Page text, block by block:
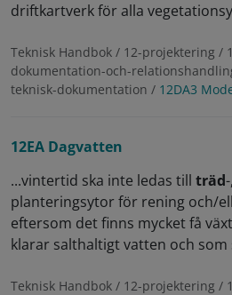
driftkartverk för alla
Teknisk Handbok / 12-projektering /
dokumentation-och-
teknisk-dokumentation / 12DA3
12EA Dagvatten
...vintertid ska inte ledas till träd
planteringsytor för rening och/
eftersom det finns mycket få
klarar salthaltigt vatten och som
Teknisk Handbok / 12-projektering /